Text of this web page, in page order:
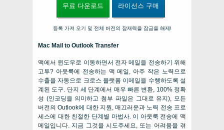
무료 다운로드 라이선스 구매
등록 가져 오기 및 전체 버전의 잠재력을 잠금을 해제!
Mac Mail to Outlook Transfer
맥에서 윈도우로 이동하면서 전자 메일을 전송하기 위해
고투? 아웃룩에 전송하는 맥 메일, 아주 작은 노력으로
수출을 자동으로 크로스 플랫폼 이메일을 수행하도록 설
계된 도구. 단지 세 단계에서 매우 빠른 변환, 100% 정확
성 (인코딩을 의미하고 첨부 파일은 그대로 유지), 모든
버전의 Outlook에 대한 지원, 매끄러운과 노력 전송 프로
세스에 대한 친절한 단계별 마법사. 이 아웃룩 전송에 맥
메일입니다. 지금 그것을 시도주세요, 또는 어려움을 겪